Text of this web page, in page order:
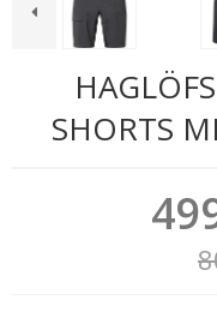
SHORTS